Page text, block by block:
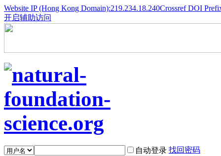
Website IP (Hong Kong Domain):219.234.18.240Crossref DOI
开启辅助访问
自动登录 找回密码